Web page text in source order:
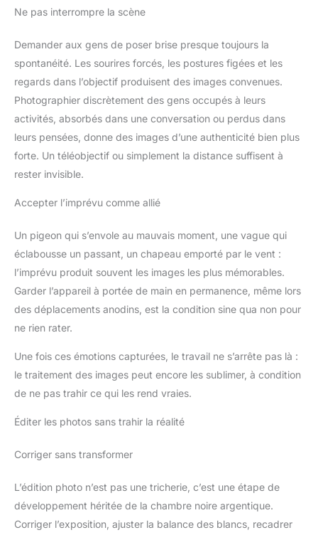
Ne pas interrompre la scène
Demander aux gens de poser brise presque toujours la
spontanéité. Les sourires forcés, les postures figées et les
regards dans l’objectif produisent des images convenues.
Photographier discrètement des gens occupés à leurs
activités, absorbés dans une conversation ou perdus dans
leurs pensées, donne des images d’une authenticité bien plus
forte. Un téléobjectif ou simplement la distance suffisent à
rester invisible.
Accepter l’imprévu comme allié
Un pigeon qui s’envole au mauvais moment, une vague qui
éclabousse un passant, un chapeau emporté par le vent :
l’imprévu produit souvent les images les plus mémorables.
Garder l’appareil à portée de main en permanence, même lors
des déplacements anodins, est la condition sine qua non pour
ne rien rater.
Une fois ces émotions capturées, le travail ne s’arrête pas là :
le traitement des images peut encore les sublimer, à condition
de ne pas trahir ce qui les rend vraies.
Éditer les photos sans trahir la réalité
Corriger sans transformer
L’édition photo n’est pas une tricherie, c’est une étape de
développement héritée de la chambre noire argentique.
Corriger l’exposition, ajuster la balance des blancs, recadrer